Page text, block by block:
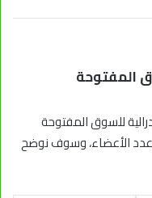
المفتوحة
للسوق المفتوحة
الأعضاء، وسوف نوضح